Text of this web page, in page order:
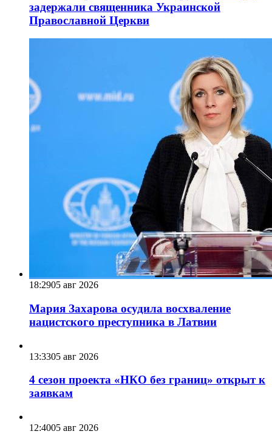
задержали священника Украинской
Православной Церкви
18:2905 авг 2026
Мария Захарова осудила восхваление
нацистского преступника в Латвии
13:3305 авг 2026
4 сезон проекта «НКО без границ» открыт к
заявкам
12:4005 авг 2026